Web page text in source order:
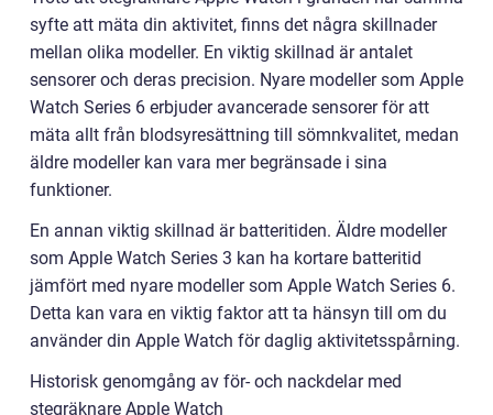
syfte att mäta din aktivitet, finns det några skillnader
mellan olika modeller. En viktig skillnad är antalet
sensorer och deras precision. Nyare modeller som Apple
Watch Series 6 erbjuder avancerade sensorer för att
mäta allt från blodsyresättning till sömnkvalitet, medan
äldre modeller kan vara mer begränsade i sina
funktioner.
En annan viktig skillnad är batteritiden. Äldre modeller
som Apple Watch Series 3 kan ha kortare batteritid
jämfört med nyare modeller som Apple Watch Series 6.
Detta kan vara en viktig faktor att ta hänsyn till om du
använder din Apple Watch för daglig aktivitetsspårning.
Historisk genomgång av för- och nackdelar med
stegräknare Apple Watch